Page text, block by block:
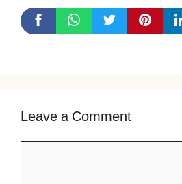
Leave a Comment